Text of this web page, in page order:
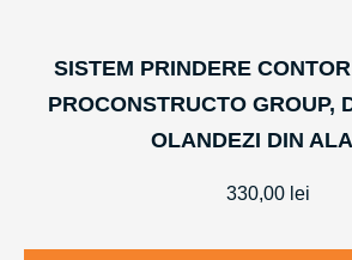
SISTEM PRINDERE
PROCONSTRUCTO GROUP,
OLANDEZI DIN
330,00 lei